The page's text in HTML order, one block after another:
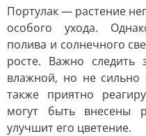
Портулак — растение
особого ухода.
полива и солнечного
росте. Важно
влажной, но не сильно
также приятно
могут быть внесены
улучшит его цветение.